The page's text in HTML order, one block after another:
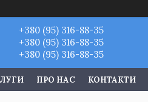
+380 (95) 316-88-35
+380 (95) 316-88-35
+380 (95) 316-88-35
ПРО НАС КОНТАКТИ